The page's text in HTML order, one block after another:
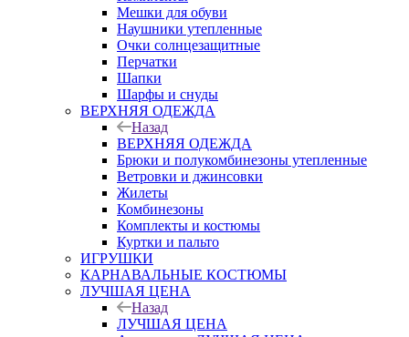
Мешки для обуви
Наушники утепленные
Очки солнцезащитные
Перчатки
Шапки
Шарфы и снуды
ВЕРХНЯЯ ОДЕЖДА
Назад
ВЕРХНЯЯ ОДЕЖДА
Брюки и полукомбинезоны утепленные
Ветровки и джинсовки
Жилеты
Комбинезоны
Комплекты и костюмы
Куртки и пальто
ИГРУШКИ
КАРНАВАЛЬНЫЕ КОСТЮМЫ
ЛУЧШАЯ ЦЕНА
Назад
ЛУЧШАЯ ЦЕНА